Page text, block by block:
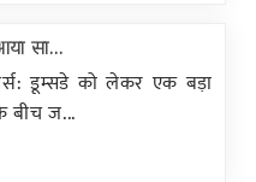
सा...
डूम्सडे को लेकर एक बड़ा
बीच ज...